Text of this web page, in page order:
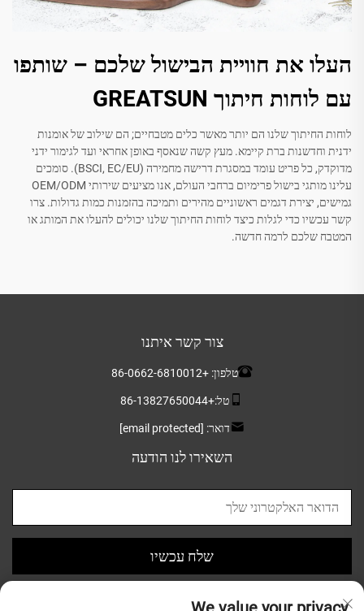
העלו את חוויית הבישול שלכם – שותפו
עם לוחות חיתוך GREATSUN
לוחות החיתוך שלנו הם יותר מאשר כלים מטבחיים; הם שילוב של אומנות
ידנית וחדשנות ברת קיימא. מעץ קשה שנאסף באופן אחראי ועד לגימור ידני
מדוקדק, כל פריט עומד במסגרת דרישה מחמירה (BSCI, EC/EU). סומכים
עלינו מותגי בישול פרימיום ברחבי העולם, אנו מציעים שירותי OEM/ODM
גמישים, יצירת דגמים ראשוניים מהירים ותמיכה בהזמנות כמות גדולות. צרו
קשר עכשיו כדי לגלות כיצד לוחות החיתוך שלנו יכולים להעלו את המותג או
המטבח שלכם לרמה חדשה.
צור קשר איתנו
טלפון: +86-0662-6810012
טל:+86-13827650044
דואר: [email protected]
השאירו לנו הודעה
שלח עכשיו